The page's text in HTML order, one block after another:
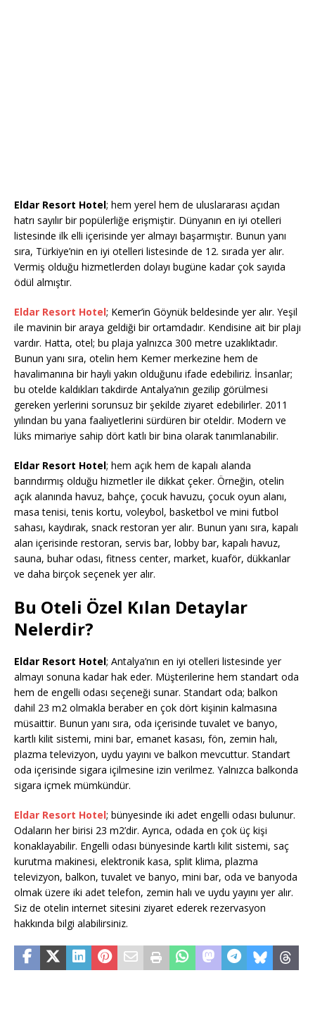
Eldar Resort Hotel; hem yerel hem de uluslararası açıdan
hatrı sayılır bir popülerliğe erişmiştir. Dünyanın en iyi otelleri
listesinde ilk elli içerisinde yer almayı başarmıştır. Bunun yanı
sıra, Türkiye’nin en iyi otelleri listesinde de 12. sırada yer alır.
Vermiş olduğu hizmetlerden dolayı bugüne kadar çok sayıda
ödül almıştır.
Eldar Resort Hotel; Kemer’in Göynük beldesinde yer alır. Yeşil
ile mavinin bir araya geldiği bir ortamdadır. Kendisine ait bir plajı
vardır. Hatta, otel; bu plaja yalnızca 300 metre uzaklıktadır.
Bunun yanı sıra, otelin hem Kemer merkezine hem de
havalimanına bir hayli yakın olduğunu ifade edebiliriz. İnsanlar;
bu otelde kaldıkları takdirde Antalya’nın gezilip görülmesi
gereken yerlerini sorunsuz bir şekilde ziyaret edebilirler. 2011
yılından bu yana faaliyetlerini sürdüren bir oteldir. Modern ve
lüks mimariye sahip dört katlı bir bina olarak tanımlanabilir.
Eldar Resort Hotel; hem açık hem de kapalı alanda
barındırmış olduğu hizmetler ile dikkat çeker. Örneğin, otelin
açık alanında havuz, bahçe, çocuk havuzu, çocuk oyun alanı,
masa tenisi, tenis kortu, voleybol, basketbol ve mini futbol
sahası, kaydırak, snack restoran yer alır. Bunun yanı sıra, kapalı
alan içerisinde restoran, servis bar, lobby bar, kapalı havuz,
sauna, buhar odası, fitness center, market, kuaför, dükkanlar
ve daha birçok seçenek yer alır.
Bu Oteli Özel Kılan Detaylar
Nelerdir?
Eldar Resort Hotel; Antalya’nın en iyi otelleri listesinde yer
almayı sonuna kadar hak eder. Müşterilerine hem standart oda
hem de engelli odası seçeneği sunar. Standart oda; balkon
dahil 23 m2 olmakla beraber en çok dört kişinin kalmasına
müsaittir. Bunun yanı sıra, oda içerisinde tuvalet ve banyo,
kartlı kilit sistemi, mini bar, emanet kasası, fön, zemin halı,
plazma televizyon, uydu yayını ve balkon mevcuttur. Standart
oda içerisinde sigara içilmesine izin verilmez. Yalnızca balkonda
sigara içmek mümkündür.
Eldar Resort Hotel; bünyesinde iki adet engelli odası bulunur.
Odaların her birisi 23 m2’dir. Ayrıca, odada en çok üç kişi
konaklayabilir. Engelli odası bünyesinde kartlı kilit sistemi, saç
kurutma makinesi, elektronik kasa, split klima, plazma
televizyon, balkon, tuvalet ve banyo, mini bar, oda ve banyoda
olmak üzere iki adet telefon, zemin halı ve uydu yayını yer alır.
Siz de otelin internet sitesini ziyaret ederek rezervasyon
hakkında bilgi alabilirsiniz.